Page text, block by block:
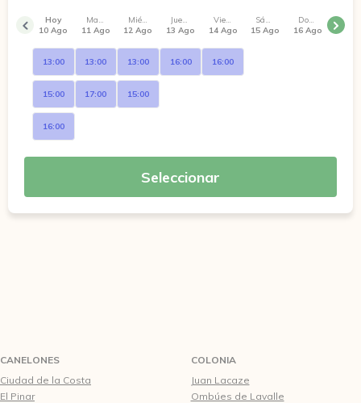
Hoy
10 Ago
13:00
15:00
16:00
Martes
11 Ago
13:00
17:00
Miércoles
12 Ago
13:00
15:00
Jueves
13 Ago
16:00
Viernes
14 Ago
16:00
Sábado
15 Ago
Domingo
16 Ago
Seleccionar
CANELONES
Ciudad de la Costa
El Pinar
COLONIA
Juan Lacaze
Ombúes de Lavalle